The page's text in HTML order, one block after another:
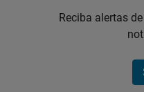
Reciba alertas